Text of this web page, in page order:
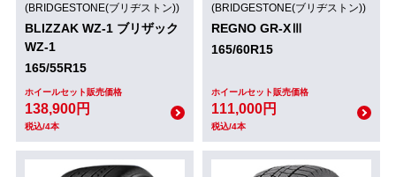
(BRIDGESTONE(ブリヂストン))
BLIZZAK WZ-1 ブリザック
WZ-1
165/55R15
ホイールセット販売価格
138,900円
税込/4本
(BRIDGESTONE(ブリヂストン))
REGNO GR-XⅢ
165/60R15
ホイールセット販売価格
111,000円
税込/4本